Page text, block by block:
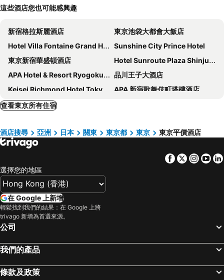
這些酒店您也可能感興趣
新宿格拉斯麗酒店
東京池袋大都會大飯店
Hotel Villa Fontaine Grand Haneda Airport
Sunshine City Prince Hotel
東京新宿華盛頓酒店
Hotel Sunroute Plaza Shinjuku
APA Hotel & Resort Ryogoku Ekimae Tower
品川王子大酒店
Keisei Richmond Hotel Tokyo Kinshicho
APA 新宿歌舞伎町塔樓酒店
Hotel Villa Fontaine Grand Tokyo-ariake
東京京王廣場酒店
東京黎凡特東武酒店
上野站百夫長 SPA 酒店
上野三井花園酒店
JR Kyushu Hotel Blossom Shinjuku
東京圓頂酒店
新宿格蘭貝爾酒店
La Vista Tokyo Bay
大森頂級住宿飯店 (原名大森藝術飯店)
查看東京所有住宿
酒店搜尋 亞洲 日本 關東 東京都 東京 東京平價酒店
Facebook
Twitter
選擇您的地區
在 Google 上新增
輕鬆找到我們的結果：在 Google 上將
trivago 新增為首選來源。
公司
我們的產品
條款及政策